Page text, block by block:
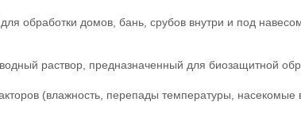
обработки домов, бань, срубов внутри и под
раствор, предназначенный для биозащитной
(влажность, перепады температуры,